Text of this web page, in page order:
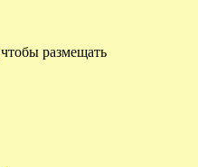
чтобы размещать